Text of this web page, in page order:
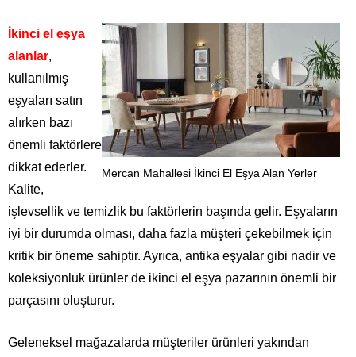
Mercan Mahallesi İkinci El Eşya Alan Yerler
İkinci el eşya
alanlar,
kullanılmış
eşyaları satın
alırken bazı
önemli faktörlere
dikkat ederler.
Kalite,
işlevsellik ve temizlik bu faktörlerin başında gelir. Eşyaların
iyi bir durumda olması, daha fazla müşteri çekebilmek için
kritik bir öneme sahiptir. Ayrıca, antika eşyalar gibi nadir ve
koleksiyonluk ürünler de ikinci el eşya pazarının önemli bir
parçasını oluşturur.
Geleneksel mağazalarda müşteriler ürünleri yakından